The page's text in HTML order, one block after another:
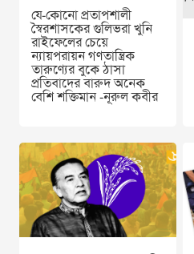
যে-কোনো প্রতাপশালী
স্বৈরশাসকের গুলিভরা খুনি
রাইফেলের চেয়ে
ন্যায়পরায়ন গণতান্ত্রিক
তারুণ্যের বুকে ঠাসা
প্রতিবাদের বারুদ অনেক
বেশি শক্তিমান -নূরুল কবীর